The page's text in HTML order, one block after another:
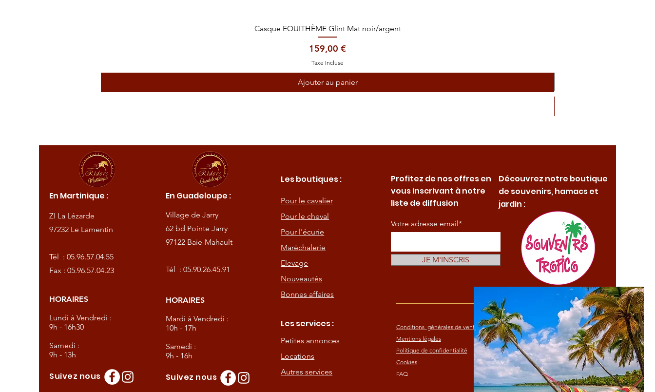
Aperçu rapide
Casque EQUITHÈME Glint Mat noir/argent
Prix
159,00 €
Taxe Incluse
Ajouter au panier
En Martinique :
ZI La Lézarde
97232 Le Lamentin
Tél :05.96.57.04.55
Fax : 05.96.57.04.23
HORAIRES
Lundi à Vendredi :
9h - 16h30
Samedi :
9h - 13h
Suivez nous
En Guadeloupe :
Village de Jarry
62 bd Pointe Jarry
97122 Baie-Mahault
Tél : 05.90.26.45.91
HORAIRES
Mardi à Vendredi :
10h - 17h
Samedi :
9h - 16h
Suivez nous
Les boutiques :
Pour le cavalier
Pour le cheval
Pour l'écurie
Maréchalerie
Elevage
Nouveautés
Bonnes affaires
Les services :
Petites annonces
Locations
Autres services
Profitez de nos offres en
vous inscrivant à notre
liste de diffusion
Votre adresse email*
JE M'INSCRIS
Conditions générales de vente
Mentions légales
Politique de confidentialité
Cookies
FAQ
Découvrez notre boutique
de souvenirs, hamacs et
jardin :